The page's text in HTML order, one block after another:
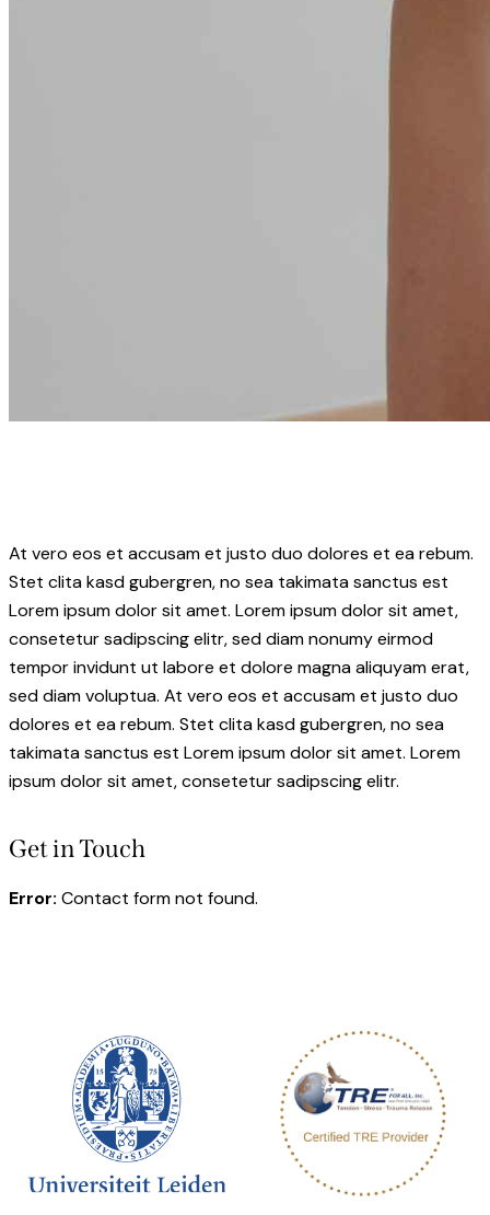
At vero eos et accusam et justo duo dolores et ea rebum.
Stet clita kasd gubergren, no sea takimata sanctus est
Lorem ipsum dolor sit amet. Lorem ipsum dolor sit amet,
consetetur sadipscing elitr, sed diam nonumy eirmod
tempor invidunt ut labore et dolore magna aliquyam erat,
sed diam voluptua. At vero eos et accusam et justo duo
dolores et ea rebum. Stet clita kasd gubergren, no sea
takimata sanctus est Lorem ipsum dolor sit amet. Lorem
ipsum dolor sit amet, consetetur sadipscing elitr.
Get in Touch
Error: Contact form not found.